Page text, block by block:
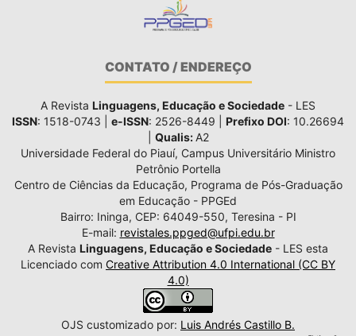
CONTATO / ENDEREÇO
A Revista Linguagens, Educação e Sociedade - LES
ISSN: 1518-0743 | e-ISSN: 2526-8449 | Prefixo DOI: 10.26694
Qualis: A2
Universidade Federal do Piauí, Campus Universitário Ministro
Petrônio Portella
Centro de Ciências da Educação, Programa de Pós-Graduação
em Educação - PPGEd
Bairro: Ininga, CEP: 64049-550, Teresina - PI
E-mail: revistales.ppged@ufpi.edu.br
A Revista Linguagens, Educação e Sociedade - LES esta
Licenciado com Creative Attribution 4.0 International (CC BY
4.0)
OJS customizado por: Luis Andrés Castillo B.